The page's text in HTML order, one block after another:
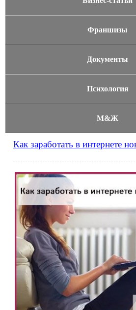
Франшизы
Документы
Психология
М&Ж
Как заработать в интернете